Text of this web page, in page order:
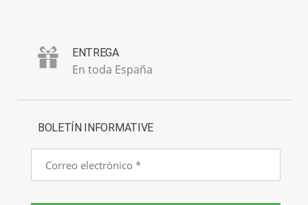
ENTREGA
En toda España
BOLETÍN INFORMATIVE
Correo
electrónico